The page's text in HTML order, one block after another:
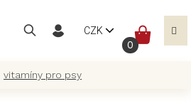
CZK
vitamíny pro psy